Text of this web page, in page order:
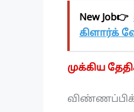
New Job👉
கிளார்க்
முக்கிய
விண்ணப்பிக்க